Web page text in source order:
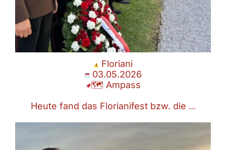
Floriani
03.05.2026
🗺 Ampass
Heute fand das Florianifest bzw. die …